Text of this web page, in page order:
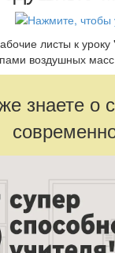
листы к
воздушных масс
знаете о